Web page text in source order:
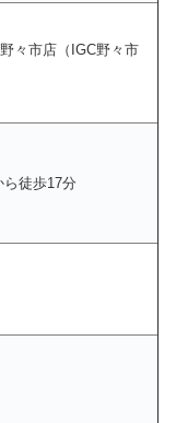
々市店（IGC野々市
徒歩17分